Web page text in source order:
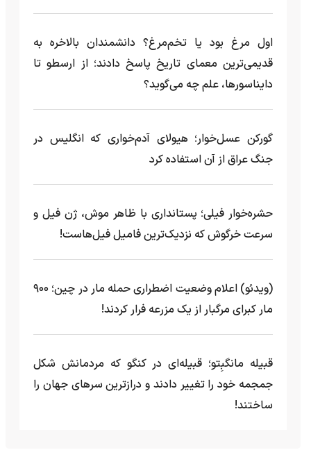
اول مرغ بود یا تخم‌مرغ؟ دانشمندان بالاخره به
قدیمی‌ترین معمای تاریخ پاسخ دادند؛ از ارسطو تا
دایناسورها، علم چه می‌گوید؟
گورکن عسل‌خوار؛ هیولای آدم‌خواری که انگلیس در
جنگ عراق از آن استفاده کرد
حشره‌خوار فیلی؛ پستانداری با ظاهر موش، ژن فیل و
سرعت خرگوش که نزدیک‌ترین فامیل فیل‌هاست!
(ویدئو) اعلام وضعیت اضطراری حمله مار‌ در چین؛ ۹۰۰
مار کبرای مرگبار از یک مزرعه‌ فرار کردند!
قبیله مانگبِتو؛ قبیله‌ای در کنگو که مردمانش شکل
جمجمه خود را تغییر دادند و درازترین سرهای جهان را
ساختند!